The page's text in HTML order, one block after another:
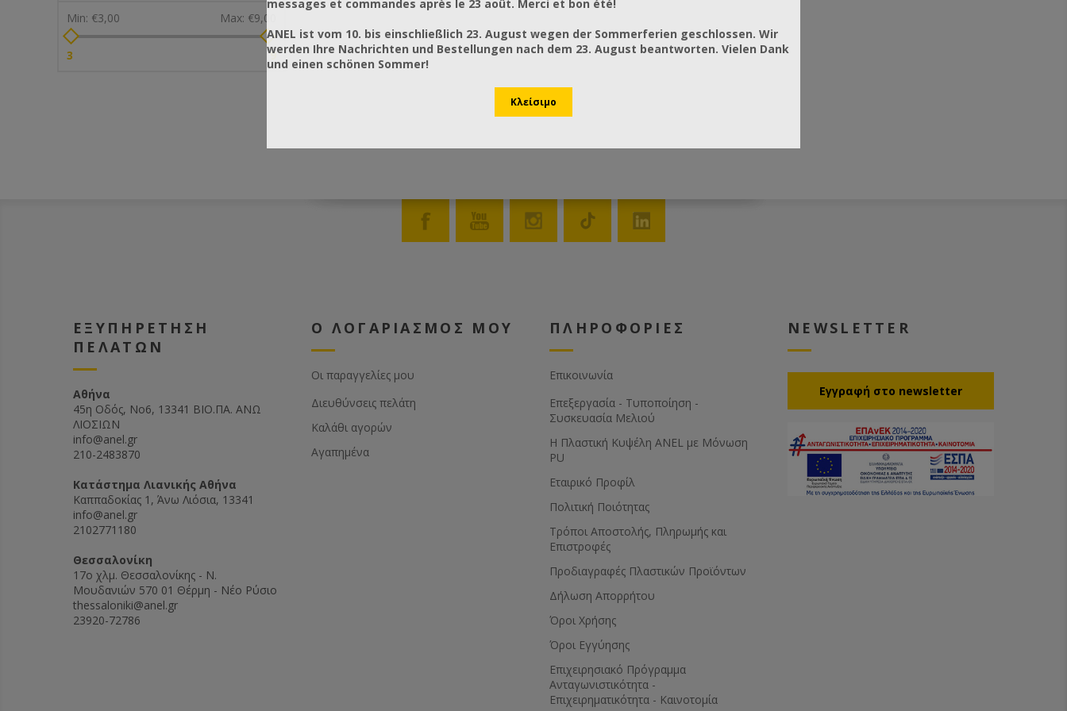
Min: €3,00 Max: €9,00
3 9
ΕΞΥΠΗΡΕΤΗΣΗ
ΠΕΛΑΤΩΝ
Αθήνα
45η Οδός, Νο6, 13341 ΒΙΟ.ΠΑ. ΑΝΩ
ΛΙΟΣΙΩΝ
info@anel.gr
210-2483870
Kατάστημα Λιανικής Αθήνα
Καππαδοκίας 1, Άνω Λιόσια, 13341
info@anel.gr
2102771180
Θεσσαλονίκη
17ο χλμ. Θεσσαλονίκης - Ν.
Μουδανιών 570 01 Θέρμη - Νέο Ρύσιο
thessaloniki@anel.gr
23920-72786
Ο ΛΟΓΑΡΙΑΣΜΟΣ ΜΟΥ
Οι παραγγελίες μου
Διευθύνσεις πελάτη
Καλάθι αγορών
Αγαπημένα
ΠΛΗΡΟΦΟΡΙΕΣ
Επικοινωνία
Επεξεργασία - Τυποποίηση -
Συσκευασία Μελιού
Η Πλαστική Κυψέλη ANEL με Μόνωση
PU
Εταιρικό Προφίλ
Πολιτική Ποιότητας
Τρόποι Αποστολής, Πληρωμής και
Επιστροφές
Προδιαγραφές Πλαστικών Προϊόντων
Δήλωση Απορρήτου
Όροι Χρήσης
Όροι Εγγύησης
Eπιχειρησιακό Πρόγραμμα
Ανταγωνιστικότητα -
Επιχειρηματικότητα - Καινοτομία
NEWSLETTER
Eγγραφή στο newsletter
messages et commandes après le 23 août. Merci et bon été!
ANEL ist vom 10. bis einschließlich 23. August wegen der Sommerferien geschlossen. Wir
werden Ihre Nachrichten und Bestellungen nach dem 23. August beantworten. Vielen Dank
und einen schönen Sommer!